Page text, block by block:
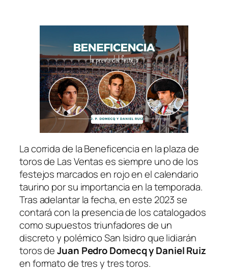
La corrida de la Beneficencia en la plaza de
toros de Las Ventas es siempre uno de los
festejos marcados en rojo en el calendario
taurino por su importancia en la temporada.
Tras adelantar la fecha, en este 2023 se
contará con la presencia de los catalogados
como supuestos triunfadores de un
discreto y polémico San Isidro que lidiarán
toros deJuan Pedro Domecq y Daniel Ruiz
en formato de tres y tres toros.